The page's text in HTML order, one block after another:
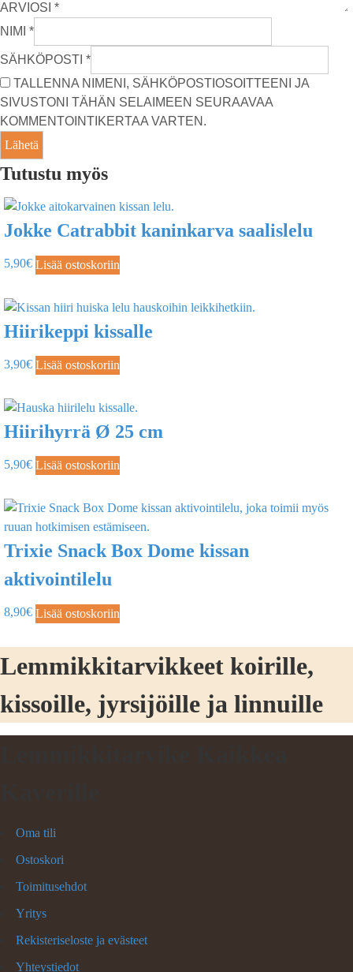
ARVIOSI *
NIMI *
SÄHKÖPOSTI *
TALLENNA NIMENI, SÄHKÖPOSTIOSOITTEENI JA
SIVUSTONI TÄHÄN SELAIMEEN SEURAAVAA
KOMMENTOINTIKERTAA VARTEN.
Tutustu myös
Jokke Catrabbit kaninkarva saalislelu
5,90€ Lisää ostoskoriin
Hiirikeppi kissalle
3,90€ Lisää ostoskoriin
Hiirihyrrä Ø 25 cm
5,90€ Lisää ostoskoriin
Trixie Snack Box Dome kissan
aktivointilelu
8,90€ Lisää ostoskoriin
Lemmikkitarvikkeet koirille,
kissoille, jyrsijöille ja linnuille
Oma tili
Ostoskori
Toimitusehdot
Yritys
Rekisteriseloste ja evästeet
Yhteystiedot